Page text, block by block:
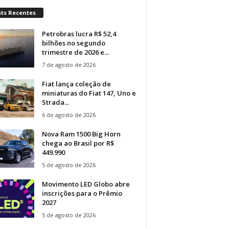
Recentes
Petrobras lucra R$ 52,4
bilhões no segundo
trimestre de 2026 e...
7 de agosto de 2026
Fiat lança coleção de
miniaturas do Fiat 147, Uno e
Strada...
6 de agosto de 2026
Nova Ram 1500 Big Horn
chega ao Brasil por R$
449.990
5 de agosto de 2026
Movimento LED Globo abre
inscrições para o Prêmio
2027
5 de agosto de 2026